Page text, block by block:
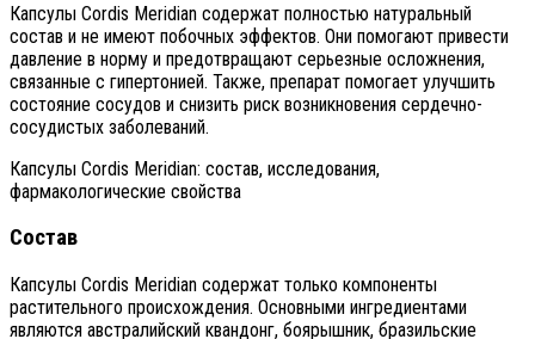
Капсулы Cordis Meridian содержат полностью натуральный
состав и не имеют побочных эффектов. Они помогают привести
давление в норму и предотвращают серьезные осложнения,
связанные с гипертонией. Также, препарат помогает улучшить
состояние сосудов и снизить риск возникновения сердечно-
сосудистых заболеваний.
Капсулы Cordis Meridian: состав, исследования,
фармакологические свойства
Состав
Капсулы Cordis Meridian содержат только компоненты
растительного происхождения. Основными ингредиентами
являются австралийский квандонг, боярышник, бразильские